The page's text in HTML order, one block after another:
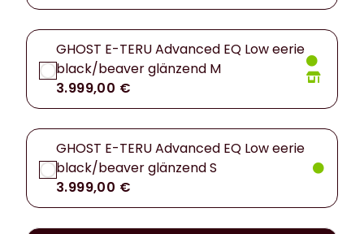
GHOST E-TERU Advanced EQ Low eerie
black/beaver glänzend M
3.999,00 €
GHOST E-TERU Advanced EQ Low eerie
black/beaver glänzend S
3.999,00 €